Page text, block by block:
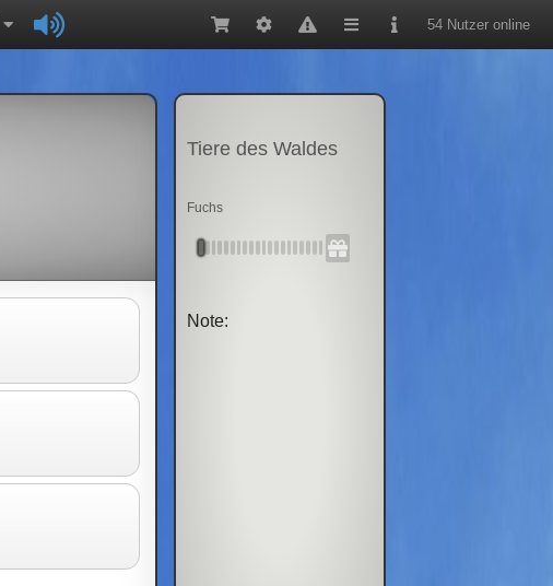
54 Nutzer online
Tiere des Waldes
Fuchs
Note: